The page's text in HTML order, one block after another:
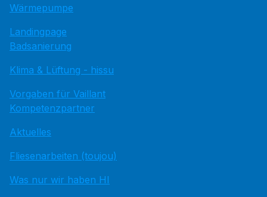
Wärmepumpe
Landingpage
Badsanierung
Klima & Lüftung - hissu
Vorgaben für Vaillant
Kompetenzpartner
Aktuelles
Fliesenarbeiten (toujou)
Was nur wir haben HI